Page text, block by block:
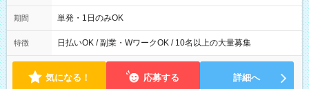
00～20：00
期間 単発・1日のみOK
特徴 日払いOK / 副業・WワークOK / 10名以上の大量募集
気になる！ 応募する 詳細へ